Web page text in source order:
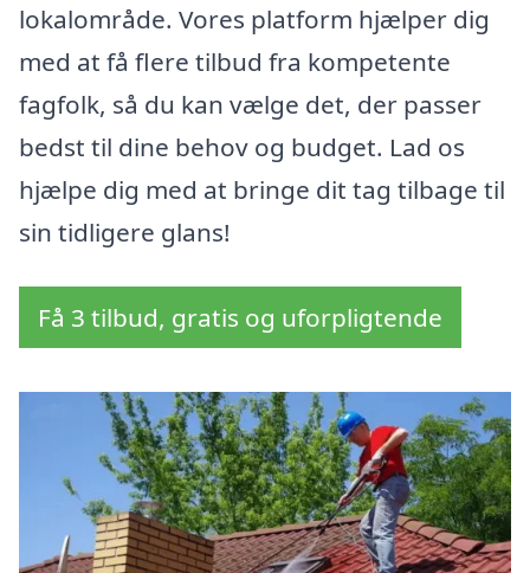
lokalområde. Vores platform hjælper dig
med at få flere tilbud fra kompetente
fagfolk, så du kan vælge det, der passer
bedst til dine behov og budget. Lad os
hjælpe dig med at bringe dit tag tilbage til
sin tidligere glans!
Få 3 tilbud, gratis og uforpligtende